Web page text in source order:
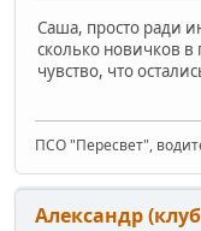
Саша, просто ради
сколько новичков в
чувство, что
ПСО "Пересвет",
Александр